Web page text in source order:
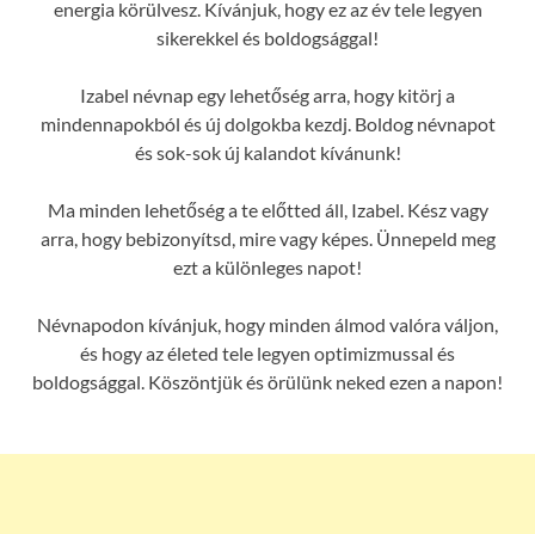
energia körülvesz. Kívánjuk, hogy ez az év tele legyen
sikerekkel és boldogsággal!
Izabel névnap egy lehetőség arra, hogy kitörj a
mindennapokból és új dolgokba kezdj. Boldog névnapot
és sok-sok új kalandot kívánunk!
Ma minden lehetőség a te előtted áll, Izabel. Kész vagy
arra, hogy bebizonyítsd, mire vagy képes. Ünnepeld meg
ezt a különleges napot!
Névnapodon kívánjuk, hogy minden álmod valóra váljon,
és hogy az életed tele legyen optimizmussal és
boldogsággal. Köszöntjük és örülünk neked ezen a napon!